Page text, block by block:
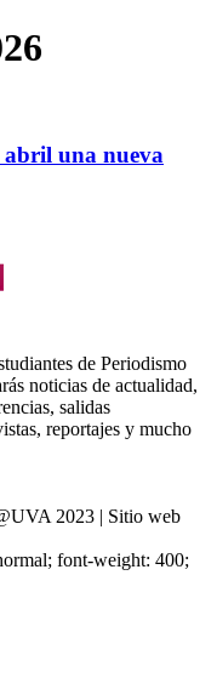
abril una nueva
de Periodismo
noticias de actualidad,
salidas
reportajes y mucho
2023 | Sitio web
font-weight: 400;